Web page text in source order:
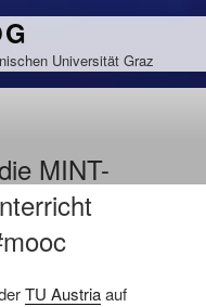
Universität Graz
MINT-
TU Austriaauf